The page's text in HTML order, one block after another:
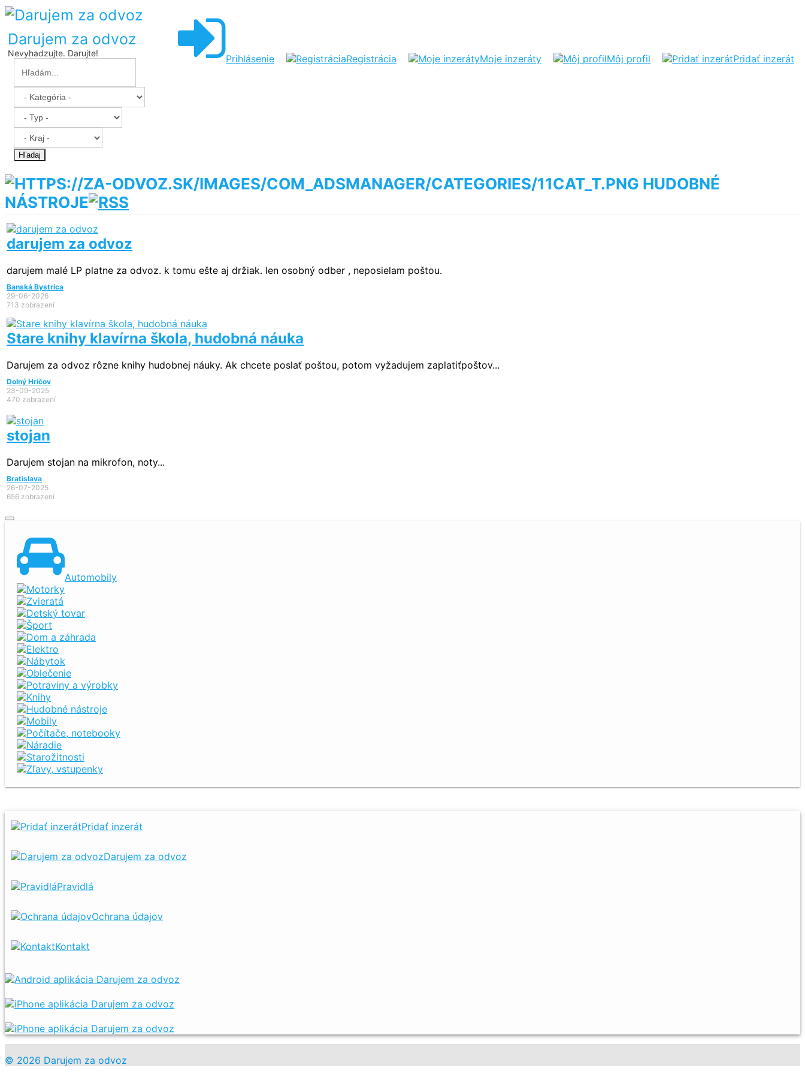
Prihlásenie Registrácia Moje inzeráty Môj profil Pridať inzerát
Darujem za odvoz
Nevyhadzujte. Darujte!
Hľadaj
HUDOBNÉ
NÁSTROJE
darujem za odvoz
darujem malé LP platne za odvoz. k tomu ešte aj držiak. len osobný odber , neposielam poštou.
Banská Bystrica
29-06-2026
713 zobrazení
Stare knihy klavírna škola, hudobná náuka
Darujem za odvoz rôzne knihy hudobnej náuky. Ak chcete poslať poštou, potom vyžadujem zaplatiťpoštov...
Dolný Hričov
23-09-2025
470 zobrazení
stojan
Darujem stojan na mikrofon, noty...
Bratislava
26-07-2025
656 zobrazení
Automobily
Motorky
Zvieratá
Detský tovar
Šport
Dom a záhrada
Elektro
Nábytok
Oblečenie
Potraviny a výrobky
Knihy
Hudobné nástroje
Mobily
Počítače, notebooky
Náradie
Starožitnosti
Zľavy, vstupenky
Pridať inzerát
Darujem za odvoz
Pravidlá
Ochrana údajov
Kontakt
© 2026 Darujem za odvoz